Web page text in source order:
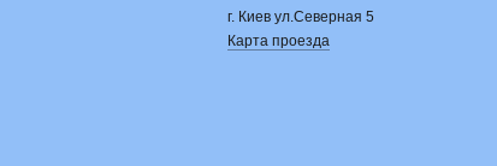
г. Киев ул.Северная 5
Карта проезда